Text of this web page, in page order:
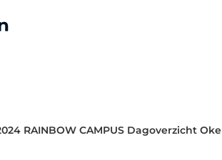
RAINBOW CAMPUS Dagoverzicht Oker